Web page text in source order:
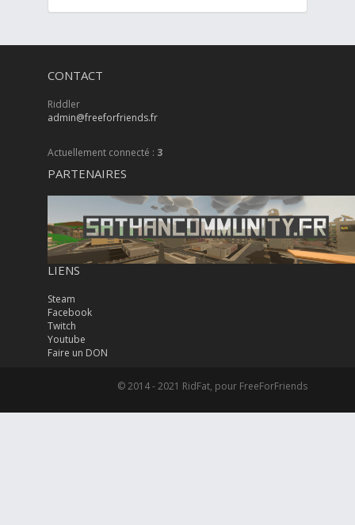
CONTACT
Riddler
admin@freeforfriends.fr
Actuellement connecté : 3
PARTENAIRES
LIENS
Steam
Facebook
Twitch
Youtube
Faire un DON
© 2014 - 2021 RidFat, pour FreeForFriends